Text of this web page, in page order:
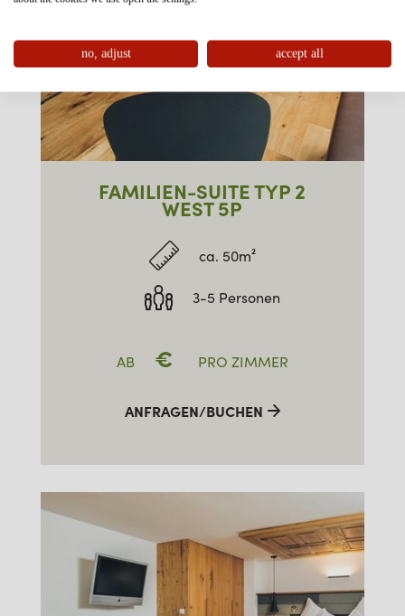
FAMILIEN-SUITE TYP 2
WEST 5P
ca. 50m²
3-5 Personen
AB € PRO ZIMMER
ANFRAGEN/BUCHEN
no, adjust accept all